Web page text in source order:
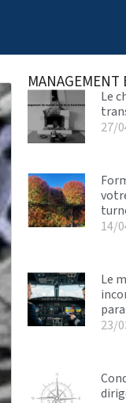
MANAGEMENT
Le
27/
14/
Le
23/